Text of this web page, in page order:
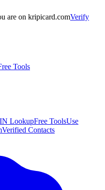
are on kripicard.comVerify
Tools
LookupFree ToolsUse
Verified Contacts